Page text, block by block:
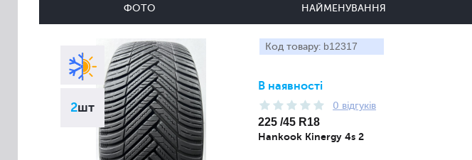
ФОТО НАЙМЕНУВАННЯ
2шт
Код товару: b12317
В наявності
0 відгуків
225 /45 R18
Hankook Kinergy 4s 2